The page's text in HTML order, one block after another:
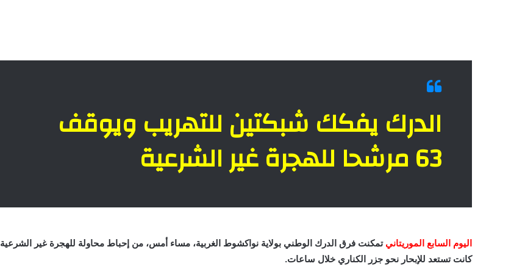
الدرك يفكك شبكتين للتهريب ويوقف
63 مرشحا للهجرة غير الشرعية
اليوم السابع الموريتاني تمكنت فرق الدرك الوطني بولاية نواكشوط الغربية، مساء أمس، من إحباط محاولة للهجرة غير الشرعية
كانت تستعد للإبحار نحو جزر الكناري خلال ساعات.